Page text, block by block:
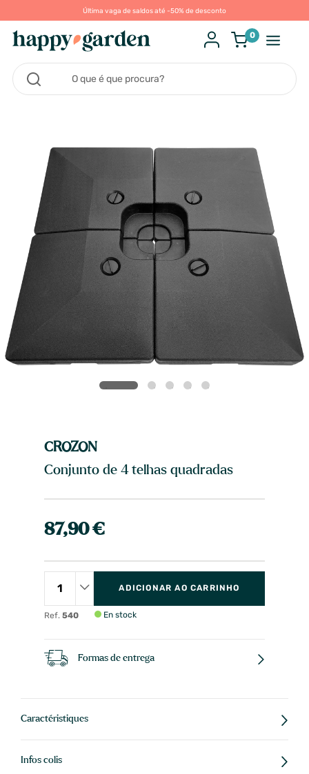
Última vaga de saldos até -50% de desconto
0
CROZON
Conjunto de 4 telhas quadradas
87,90 €
Ref. 540
ADICIONAR AO CARRINHO
En stock
Formas de entrega
Caractéristiques
Infos colis